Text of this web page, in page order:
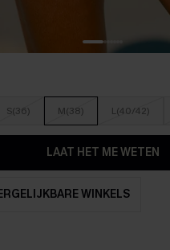
S(36) M(38) L(40/42)
LAAT HET ME WETEN
WINKELS